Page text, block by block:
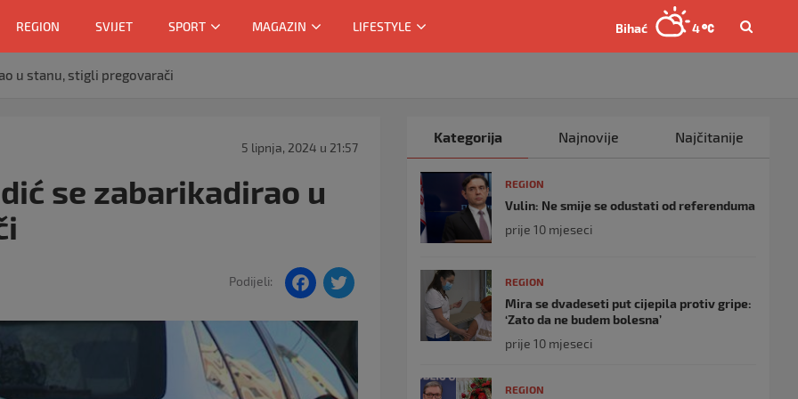
REGION SVIJET SPORT MAGAZIN LIFESTYLE Bihać 4
u stanu, stigli pregovarači
5 lipnja, 2024 u 21:57
se zabarikadirao u
Podijeli:
F
c
e
er
Kategorija Najnovije Najčitanije
REGION
Vulin: Ne smije se odustati od referenduma
prije 10 mjeseci
REGION
Mira se dvadeseti put cijepila protiv gripe:
‘Zato da ne budem bolesna’
prije 10 mjeseci
REGION